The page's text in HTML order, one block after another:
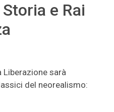
e Rai
Liberazione sarà
del neorealismo: